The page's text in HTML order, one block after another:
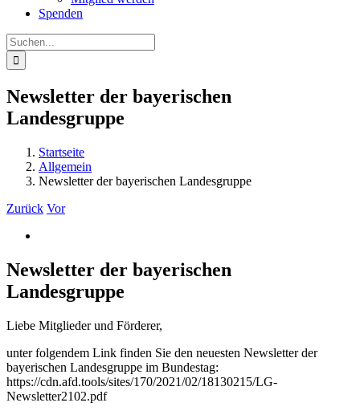
Spenden
Suche
nach:
Newsletter der bayerischen
Landesgruppe
Startseite
Allgemein
Newsletter der bayerischen Landesgruppe
Zurück Vor
Bild
Newsletter der bayerischen
Landesgruppe
Liebe Mitglieder und Förderer,
unter folgendem Link finden Sie den neuesten Newsletter der
bayerischen Landesgruppe im Bundestag:
https://cdn.afd.tools/sites/170/2021/02/18130215/LG-
Newsletter2102.pdf